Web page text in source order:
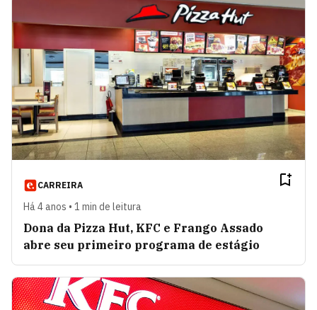
CARREIRA
Há 4 anos • 1 min de leitura
Dona da Pizza Hut, KFC e Frango Assado
abre seu primeiro programa de estágio